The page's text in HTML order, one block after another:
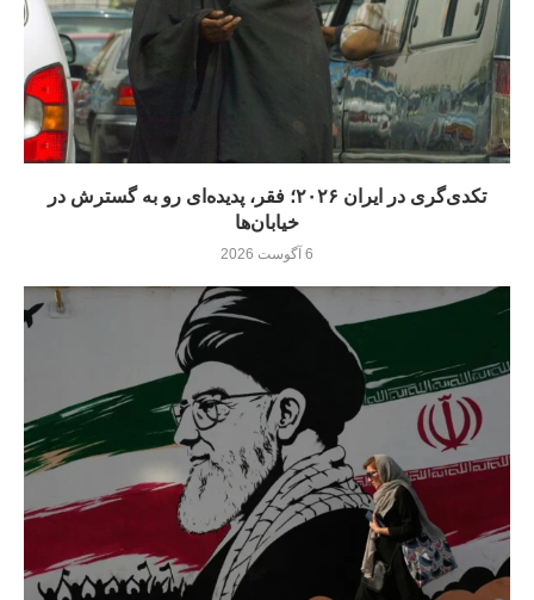
تکدی‌گری در ایران ۲۰۲۶؛ فقر، پدیده‌ای رو به گسترش در
خیابان‌ها
6 آگوست 2026